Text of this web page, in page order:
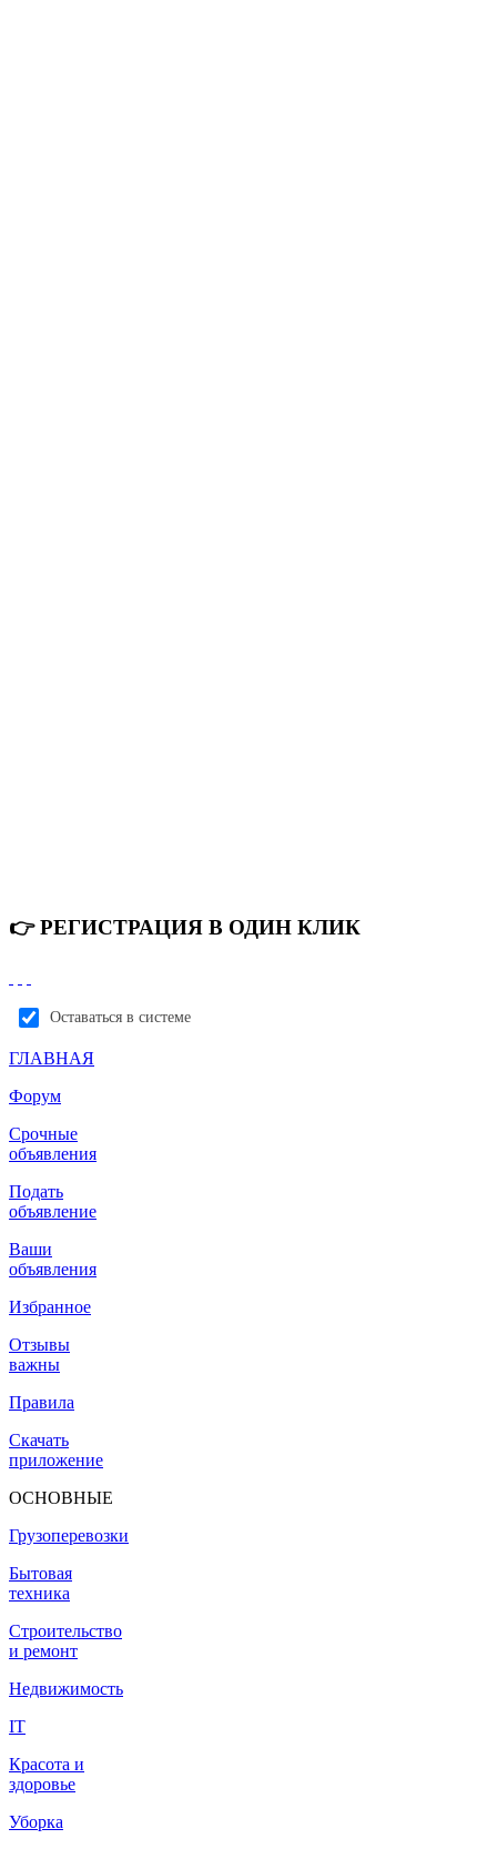
👉 РЕГИСТРАЦИЯ В ОДИН КЛИК
Оставаться в системе
ГЛАВНАЯ
Форум
Срочные
объявления
Подать
объявление
Ваши
объявления
Избранное
Отзывы
важны
Правила
Скачать
приложение
ОСНОВНЫЕ
Грузоперевозки
Бытовая
техника
Строительство
и ремонт
Недвижимость
IT
Красота и
здоровье
Уборка